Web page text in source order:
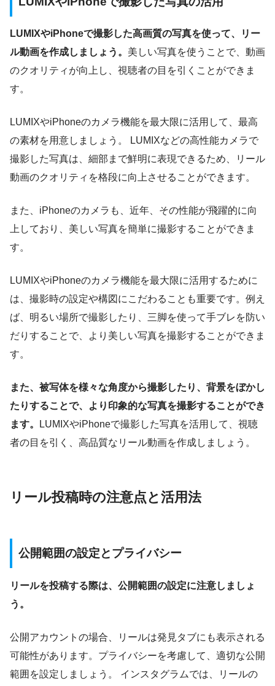
LUMIXやiPhoneで撮影した高画質の写真を使って、リー
ル動画を作成しましょう。 美しい写真を使うことで、動画
のクオリティが向上し、視聴者の目を引くことができま
す。
LUMIXやiPhoneのカメラ機能を最大限に活用して、最高
の素材を用意しましょう。 LUMIXなどの高性能カメラで
撮影した写真は、細部まで鮮明に表現できるため、リール
動画のクオリティを格段に向上させることができます。
また、iPhoneのカメラも、近年、その性能が飛躍的に向
上しており、美しい写真を簡単に撮影することができま
す。
LUMIXやiPhoneのカメラ機能を最大限に活用するために
は、撮影時の設定や構図にこだわることも重要です。例え
ば、明るい場所で撮影したり、三脚を使って手ブレを防い
だりすることで、より美しい写真を撮影することができま
す。
また、被写体を様々な角度から撮影したり、背景をぼかし
たりすることで、より印象的な写真を撮影することができ
ます。
LUMIXやiPhoneで撮影した写真を活用して、視聴
者の目を引く、高品質なリール動画を作成しましょう。
リール投稿時の注意点と活用法
公開範囲の設定とプライバシー
リールを投稿する際は、公開範囲の設定に注意しましょ
う。
公開アカウントの場合、リールは発見タブにも表示される
可能性があります。プライバシーを考慮して、適切な公開
範囲を設定しましょう。 インスタグラムでは、リールの